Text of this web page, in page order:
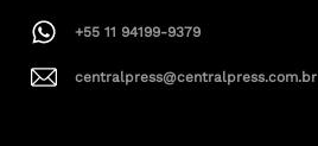
+55 11 94199-9379
centralpress@centralpress.com.br